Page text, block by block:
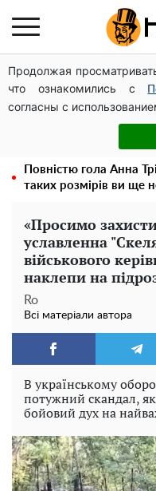
Продолжая
что ознакомились с
согласны с
Дрони із націнкою:
мільйони оборонного
Естонії
Олена Тополя злив
"Антитіла" Тарас
Повністю гола Анна
таких розмірів ви ще
«Просимо
уславленна
військового
наклепи на
Ro
Всі матеріали автора
В українському
потужний скандал,
бойовий дух на